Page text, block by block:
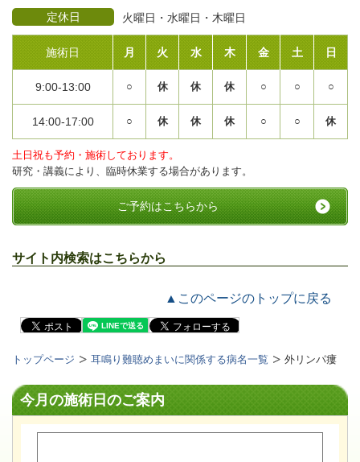
定休日 火曜日・水曜日・木曜日
施術日 月 火 水 木 金 土 日
9:00-13:00 ○ 休 休 休 ○ ○ ○
14:00-17:00 ○ 休 休 休 ○ ○ 休
土日祝も予約・施術しております。
研究・講義により、臨時休業する場合があります。
ご予約はこちらから
サイト内検索はこちらから
▲このページのトップに戻る
トップページ 耳鳴り難聴めまいに関係する病名一覧 外リンパ瘻
今月の施術日のご案内